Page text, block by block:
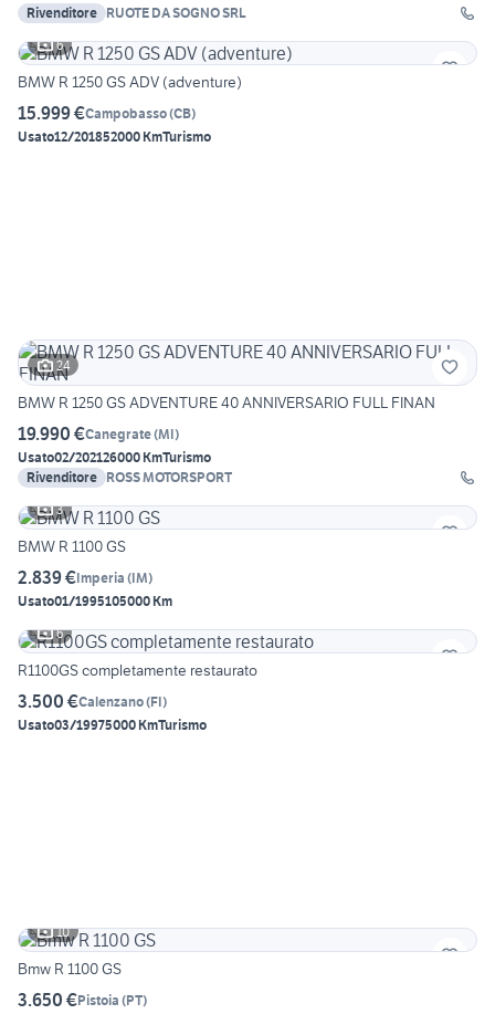
Rivenditore RUOTE DA SOGNO SRL
6
BMW R 1250 GS ADV (adventure)
15.999 €Campobasso(CB)
Usato12/201852000 KmTurismo
24
BMW R 1250 GS ADVENTURE 40 ANNIVERSARIO FULL FINAN
19.990 €Canegrate(MI)
Usato02/202126000 KmTurismo
Rivenditore ROSS MOTORSPORT
3
BMW R 1100 GS
2.839 €Imperia (IM)
Usato01/1995105000 Km
6
R1100GS completamente restaurato
3.500 €Calenzano(FI)
Usato03/19975000 KmTurismo
10
Bmw R 1100 GS
3.650 €Pistoia (PT)